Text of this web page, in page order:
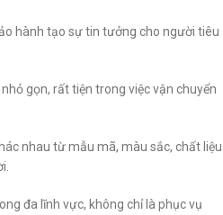
hành tạo sự tin tưởng cho người tiêu
gọn, rất tiện trong việc vận chuyển
nhau từ mẫu mã, màu sắc, chất liệu
đa lĩnh vực, không chỉ là phục vụ